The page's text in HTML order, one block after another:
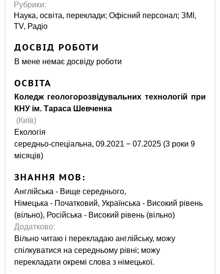
Рубрики:
Наука, освіта, переклади; Офісний персонал; ЗМІ,
TV, Радіо
ДОСВІД РОБОТИ
В мене немає досвіду роботи
ОСВІТА
Коледж геологорозвідувальних технологій при
КНУ ім. Тараса Шевченка
(Київ)
Екологія
середньо-спеціальна, 09.2021 − 07.2025 (3 роки 9
місяців)
ЗНАННЯ МОВ:
Англійська - Вище середнього,
Німецька - Початковий, Українська - Високий рівень
(вільно), Російська - Високий рівень (вільно)
Додатково:
Вільно читаю і перекладаю англійську, можу
спілкуватися на середньому рівні; можу
перекладати окремі слова з німецької.